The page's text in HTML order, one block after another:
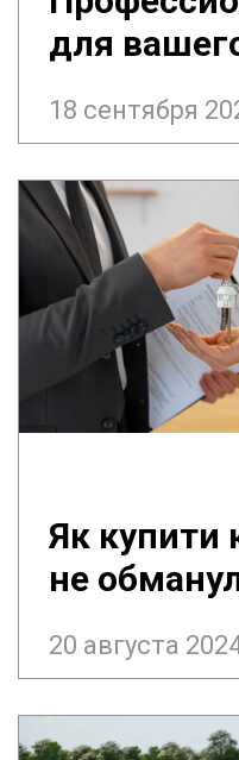
для
18 сентября
Як купити
не
20 августа